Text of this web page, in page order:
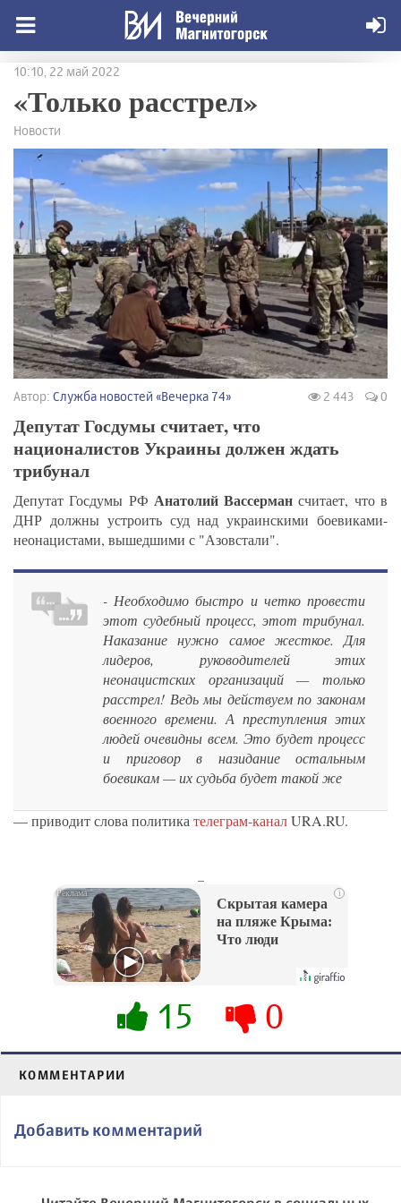
10:10, 22 май 2022
«Только расстрел»
Новости
Автор: Служба новостей «Вечерка 74» 2 443 0
Депутат Госдумы считает, что
националистов Украины должен ждать
трибунал
Депутат Госдумы РФ Анатолий Вассерман считает, что в
ДНР должны устроить суд над украинскими боевиками-
неонацистами, вышедшими с "Азовстали".
- Необходимо быстро и четко провести
этот судебный процесс, этот трибунал.
Наказание нужно самое жесткое. Для
лидеров, руководителей этих
неонацистских организаций — только
расстрел! Ведь мы действуем по законам
военного времени. А преступления этих
людей очевидны всем. Это будет процесс
и приговор в назидание остальным
боевикам — их судьба будет такой же
— приводит слова политика телеграм-каналURA.RU.
i
Скрытая камера
на пляже Крыма:
Что люди
их не видят...
15 0
КОММЕНТАРИИ
Добавить комментарий